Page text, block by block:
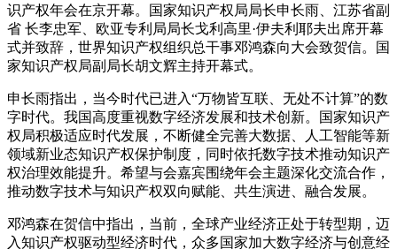
识产权年会在京开幕。国家知识产权局局长申长雨、江苏省副
省 长李忠军、欧亚专利局局长戈利高里·伊夫利耶夫出席开幕
式并致辞，世界知识产权组织总干事邓鸿森向大会致贺信。国
家知识产权局副局长胡文辉主持开幕式。
申长雨指出，当今时代已进入“万物皆互联、无处不计算”的数
字时代。我国高度重视数字经济发展和技术创新。国家知识产
权局积极适应时代发展，不断健全完善大数据、人工智能等新
领域新业态知识产权保护制度，同时依托数字技术推动知识产
权治理效能提升。希望与会嘉宾围绕年会主题深化交流合作，
推动数字技术与知识产权双向赋能、共生演进、融合发展。
邓鸿森在贺信中指出，当前，全球产业经济正处于转型期，迈
入知识产权驱动型经济时代，众多国家加大数字经济与创意经